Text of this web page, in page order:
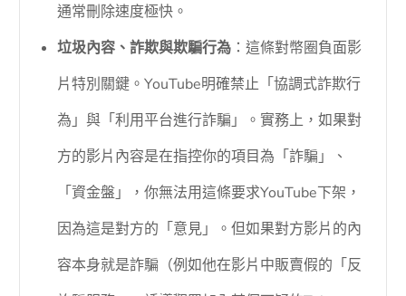
通常刪除速度極快。
垃圾內容、詐欺與欺騙行為 ：這條對幣圈負面影
片特別關鍵。YouTube明確禁止「協調式詐欺行
為」與「利用平台進行詐騙」。實務上，如果對
方的影片內容是在指控你的項目為「詐騙」、
「資金盤」，你無法用這條要求YouTube下架，
因為這是對方的「意見」。但如果對方影片的內
容本身就是詐騙（例如他在影片中販賣假的「反